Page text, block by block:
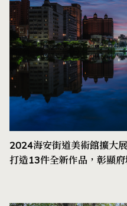
2024海安街道美術館擴大
打造13件全新作品，彰顯